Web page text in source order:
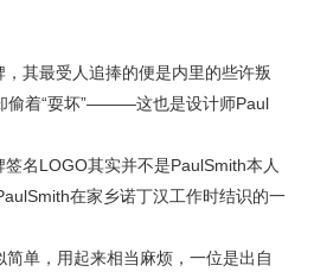
其最受人追捧的便是内里的些许叛
着“耍坏”———这也是设计师Paul
名LOGO其实并不是PaulSmith本人
在家乡诺丁汉工作时结识的一
单，用起来相当麻烦，一位是出自